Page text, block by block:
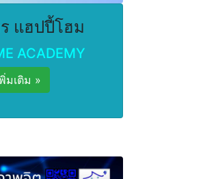
แฮปปี้โฮม
ACADEMY
มเติม »